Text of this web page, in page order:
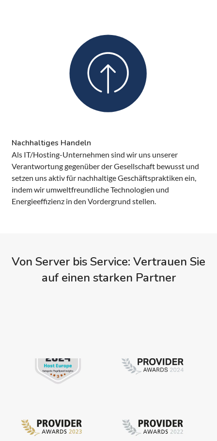
Nachhaltiges Handeln
Als IT/Hosting-Unternehmen sind wir uns unserer
Verantwortung gegenüber der Gesellschaft bewusst und
setzen uns aktiv für nachhaltige Geschäftspraktiken ein,
indem wir umweltfreundliche Technologien und
Energieeffizienz in den Vordergrund stellen.
Von Server bis Service: Vertrauen Sie
auf einen starken Partner